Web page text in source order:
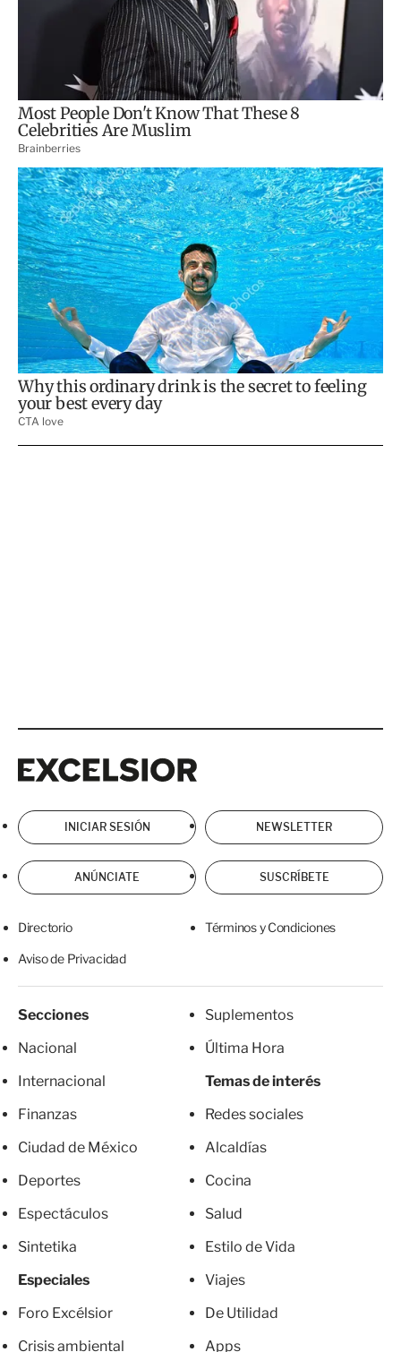
INICIAR SESIÓN NEWSLETTER
ANÚNCIATE SUSCRÍBETE
Directorio Términos y Condiciones
Aviso de Privacidad
Secciones
Nacional
Internacional
Finanzas
Ciudad de México
Deportes
Espectáculos
Sintetika
Especiales
Foro Excélsior
Crisis ambiental
Suplementos
Última Hora
Temas de interés
Redes sociales
Alcaldías
Cocina
Salud
Estilo de Vida
Viajes
De Utilidad
Apps